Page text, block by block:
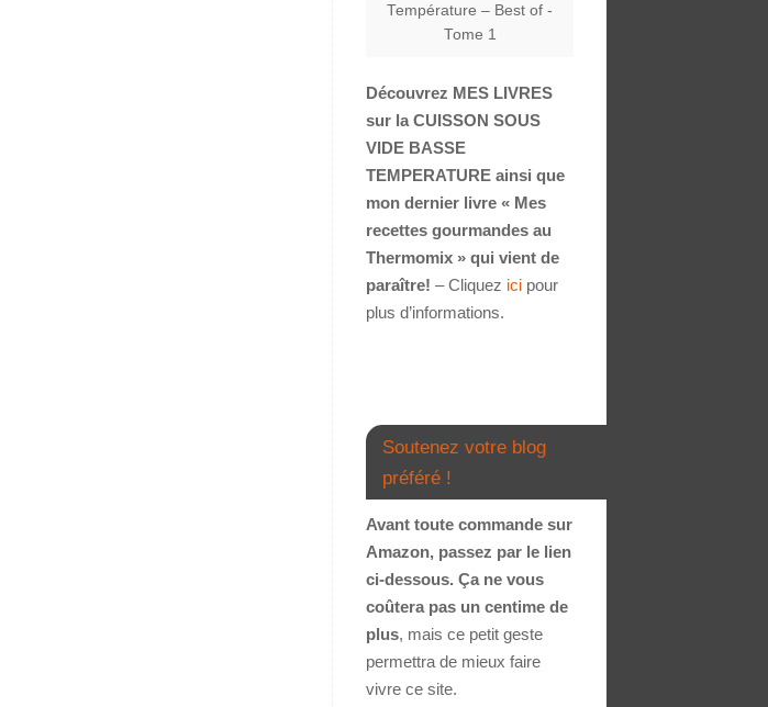
Température – Best of -
Tome 1
Découvrez MES LIVRES
sur la CUISSON SOUS
VIDE BASSE
TEMPERATURE ainsi que
mon dernier livre « Mes
recettes gourmandes au
Thermomix » qui vient de
paraître! – Cliquez ici pour
plus d’informations.
Soutenez votre blog
préféré !
Avant toute commande sur
Amazon, passez par le lien
ci-dessous. Ça ne vous
coûtera pas un centime de
plus, mais ce petit geste
permettra de mieux faire
vivre ce site.